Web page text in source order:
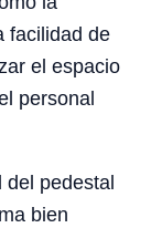
facilidad de
el espacio
personal
pedestal
bien